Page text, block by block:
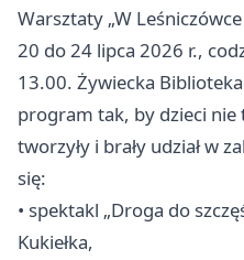
Warsztaty „W
20 do 24 lipca 2026 r.,
13.00. Żywiecka Biblioteka
program tak, by dzieci nie
tworzyły i brały udział w
się:
• spektakl „Droga do
Kukiełka,